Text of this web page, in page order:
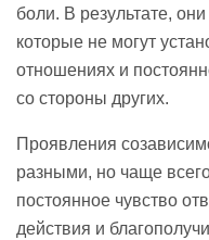
боли. В результате,
которые не могут
отношениях и
со стороны других.
Проявления
разными, но чаще
постоянное чувство
действия и